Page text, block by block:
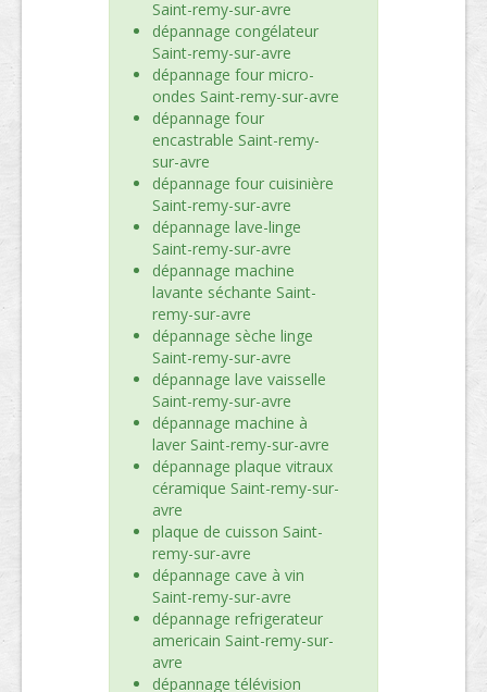
Saint-remy-sur-avre
dépannage congélateur
Saint-remy-sur-avre
dépannage four micro-
ondes Saint-remy-sur-avre
dépannage four
encastrable Saint-remy-
sur-avre
dépannage four cuisinière
Saint-remy-sur-avre
dépannage lave-linge
Saint-remy-sur-avre
dépannage machine
lavante séchante Saint-
remy-sur-avre
dépannage sèche linge
Saint-remy-sur-avre
dépannage lave vaisselle
Saint-remy-sur-avre
dépannage machine à
laver Saint-remy-sur-avre
dépannage plaque vitraux
céramique Saint-remy-sur-
avre
plaque de cuisson Saint-
remy-sur-avre
dépannage cave à vin
Saint-remy-sur-avre
dépannage refrigerateur
americain Saint-remy-sur-
avre
dépannage télévision